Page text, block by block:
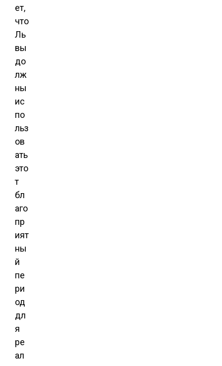
ет,
что
Ль
вы
до
лж
ны
ис
по
льз
ов
ать
это
т
бл
аго
пр
ият
ны
й
пе
ри
од
дл
я
ре
ал